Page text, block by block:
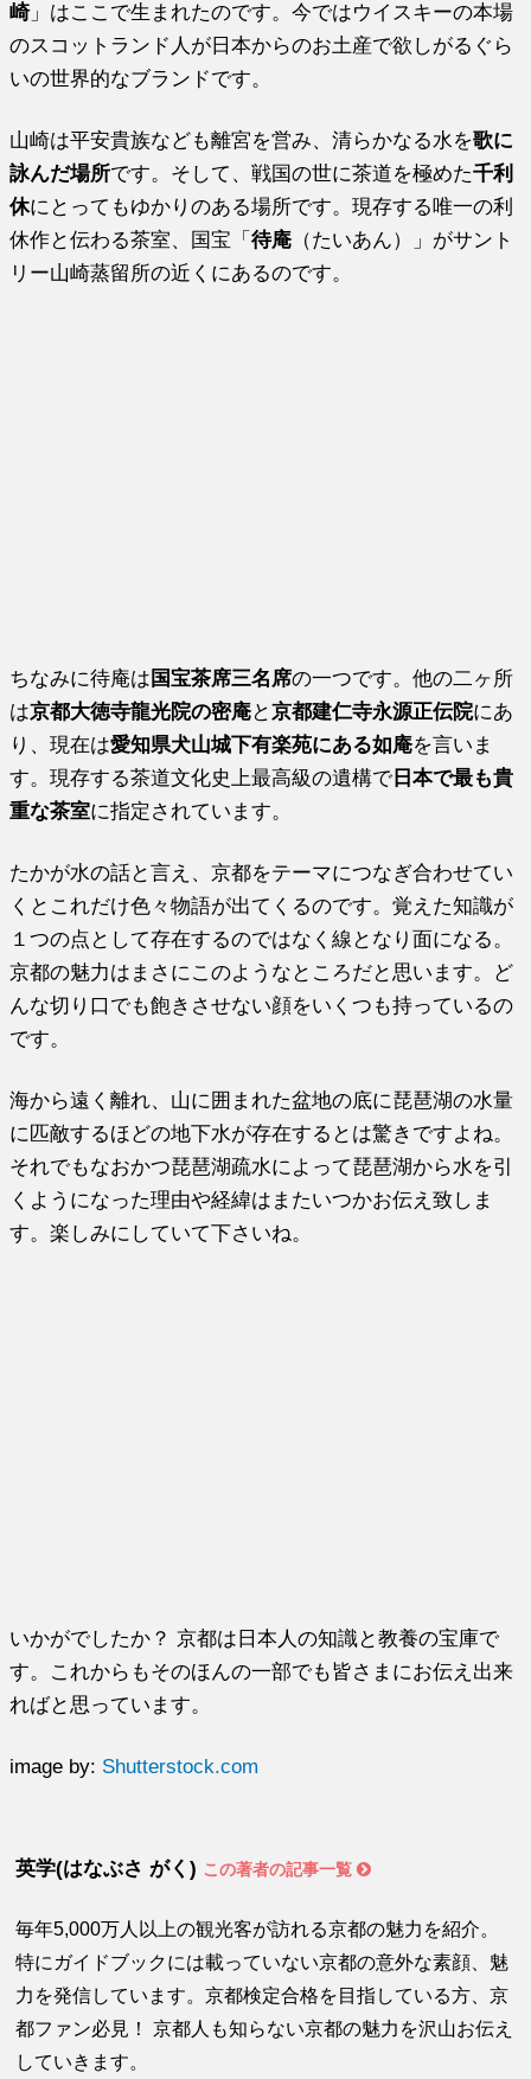
崎」はここで生まれたのです。今ではウイスキーの本場
のスコットランド人が日本からのお土産で欲しがるぐら
いの世界的なブランドです。
山崎は平安貴族なども離宮を営み、清らかなる水を歌に
詠んだ場所です。そして、戦国の世に茶道を極めた千利
休にとってもゆかりのある場所です。現存する唯一の利
休作と伝わる茶室、国宝「待庵 （たいあん）」がサント
リー山崎蒸留所の近くにあるのです。
ちなみに待庵は 国宝茶席三名席の一つです。他の二ヶ所
は京都大徳寺龍光院の密庵と京都建仁寺永源正伝院にあ
り、現在は愛知県犬山城下有楽苑にある如庵を言いま
す。現存する茶道文化史上最高級の遺構で 日本で最も貴
重な茶室に指定されています。
たかが水の話と言え、京都をテーマにつなぎ合わせてい
くとこれだけ色々物語が出てくるのです。覚えた知識が
１つの点として存在するのではなく線となり面になる。
京都の魅力はまさにこのようなところだと思います。ど
んな切り口でも飽きさせない顔をいくつも持っているの
です。
海から遠く離れ、山に囲まれた盆地の底に琵琶湖の水量
に匹敵するほどの地下水が存在するとは驚きですよね。
それでもなおかつ琵琶湖疏水によって琵琶湖から水を引
くようになった理由や経緯はまたいつかお伝え致しま
す。楽しみにしていて下さいね。
いかがでしたか？ 京都は日本人の知識と教養の宝庫で
す。これからもそのほんの一部でも皆さまにお伝え出来
ればと思っています。
image by: Shutterstock.com
英学(はなぶさ がく) この著者の記事一覧
毎年5,000万人以上の観光客が訪れる京都の魅力を紹介。
特にガイドブックには載っていない京都の意外な素顔、魅
力を発信しています。京都検定合格を目指している方、京
都ファン必見！ 京都人も知らない京都の魅力を沢山お伝え
していきます。